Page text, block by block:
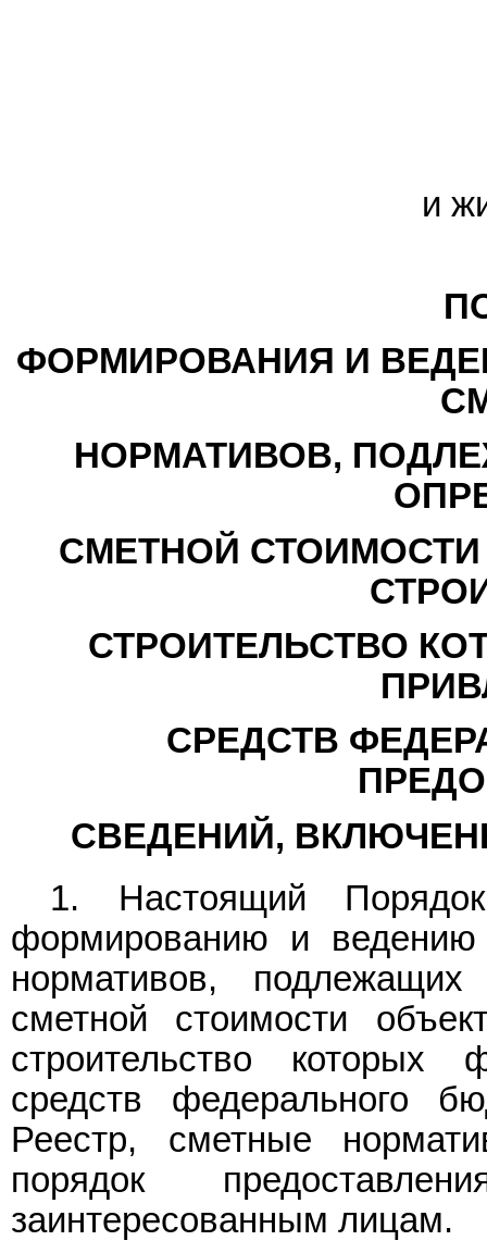
и
ФОРМИРОВАНИЯ И
НОРМАТИВОВ,
СМЕТНОЙ
СТРОИТЕЛЬСТВО
СРЕДСТВ
СВЕДЕНИЙ,
1. Настоящий
формированию и ведению
нормативов,
сметной стоимости
строительство которых
средств федерального
Реестр, сметные
порядок
заинтересованным лицам.